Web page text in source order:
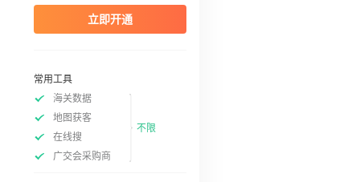
立即开通
常用工具
海关数据
地图获客
在线搜
广交会采购商
不限